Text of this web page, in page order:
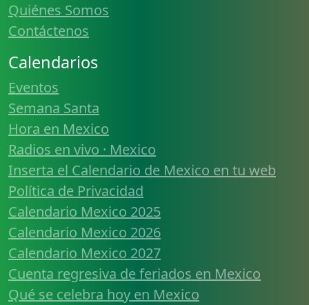
Quiénes Somos
Contáctenos
Calendarios
Eventos
Semana Santa
Hora en Mexico
Radios en vivo · Mexico
Inserta el Calendario de Mexico en tu web
Política de Privacidad
Calendario Mexico 2025
Calendario Mexico 2026
Calendario Mexico 2027
Cuenta regresiva de feriados en Mexico
Qué se celebra hoy en Mexico